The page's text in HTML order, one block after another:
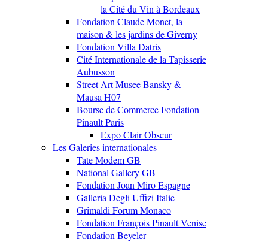
la Cité du Vin à Bordeaux
Fondation Claude Monet, la
maison & les jardins de Giverny
Fondation Villa Datris
Cité Internationale de la Tapisserie
Aubusson
Street Art Musee Bansky &
Mausa H07
Bourse de Commerce Fondation
Pinault Paris
Expo Clair Obscur
Les Galeries internationales
Tate Modem GB
National Gallery GB
Fondation Joan Miro Espagne
Galleria Degli Uffizi Italie
Grimaldi Forum Monaco
Fondation François Pinault Venise
Fondation Beyeler